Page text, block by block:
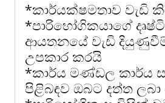
*කාර්යක්ෂමතාව වැඩි
*පාරිභෝගිකයාගේ
ආයතනයේ වැඩි
උපකාර කරයි
*කාර්ය මණ්ඩල කාර්ය
පිළිබඳව ඔබට දත්ත ලබා